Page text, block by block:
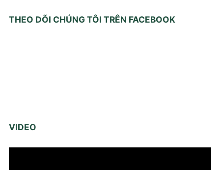
THEO DÕI CHÚNG TÔI TRÊN FACEBOOK
VIDEO